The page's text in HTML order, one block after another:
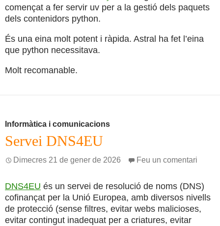
començat a fer servir uv per a la gestió dels paquets
dels contenidors python.
És una eina molt potent i ràpida. Astral ha fet l’eina
que python necessitava.
Molt recomanable.
Informàtica i comunicacions
Servei DNS4EU
Dimecres 21 de gener de 2026 Feu un comentari
DNS4EU és un servei de resolució de noms (DNS)
cofinançat per la Unió Europea, amb diversos nivells
de protecció (sense filtres, evitar webs malicioses,
evitar contingut inadequat per a criatures, evitar